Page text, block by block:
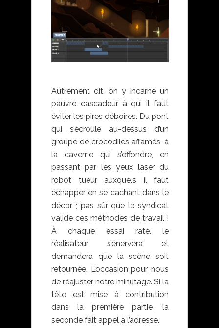
Autrement dit, on y incarne un
pauvre cascadeur à qui il faut
éviter les pires déboires. Du pont
qui s’écroule au-dessus d’un
groupe de crocodiles affamés, à
la caverne qui s’effondre, en
passant par les yeux laser du
robot tueur auxquels il faut
échapper en se cachant dans le
décor ; pas sûr que le syndicat
valide ces méthodes de travail !
À chaque essai raté, le
réalisateur s’énervera et
demandera que la scène soit
retournée. L’occasion pour nous
de réajuster notre minutage. Si la
tête est mise à contribution
dans la première partie, la
seconde fait appel à l’adresse.